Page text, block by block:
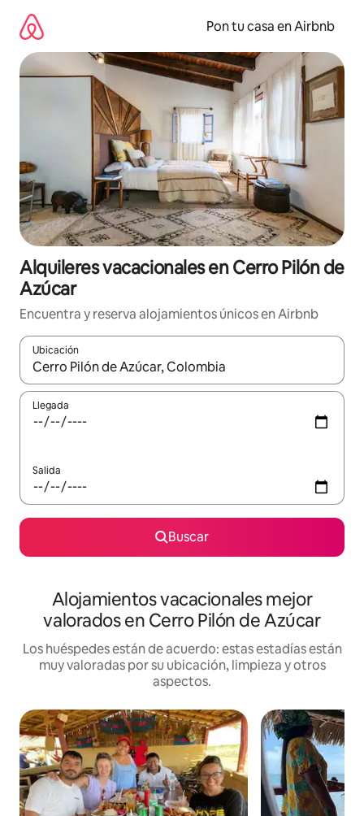
contenido
Pon tu casa en Airbnb
Alquileres vacacionales en Cerro Pilón de
Azúcar
Encuentra y reserva alojamientos únicos en Airbnb
Ubicación
Cuando los resultados estén disponibles, navega con las
Llegada
Salida
Buscar
Alojamientos vacacionales mejor
valorados en Cerro Pilón de Azúcar
Los huéspedes están de acuerdo: estas estadías están
muy valoradas por su ubicación, limpieza y otros
aspectos.